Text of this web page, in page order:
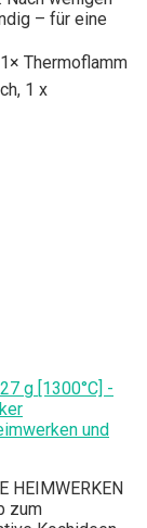
– für eine
Thermoflamm
1 x
g [1300°C] -
und
HEIMWERKEN
zum